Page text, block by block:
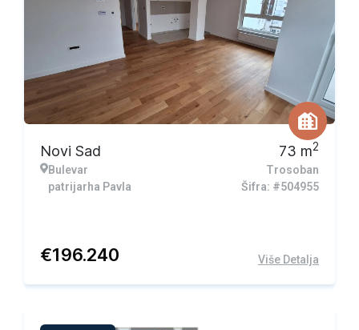
Novi Sad
Bulevar
patrijarha Pavla
73 m2
Trosoban
Šifra: #504955
€196.240 Više Detalja